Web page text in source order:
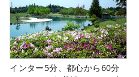
インター5分、都心から60分